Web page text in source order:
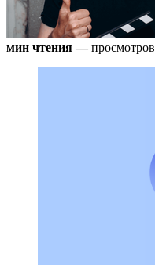
мин чтения —просмотров